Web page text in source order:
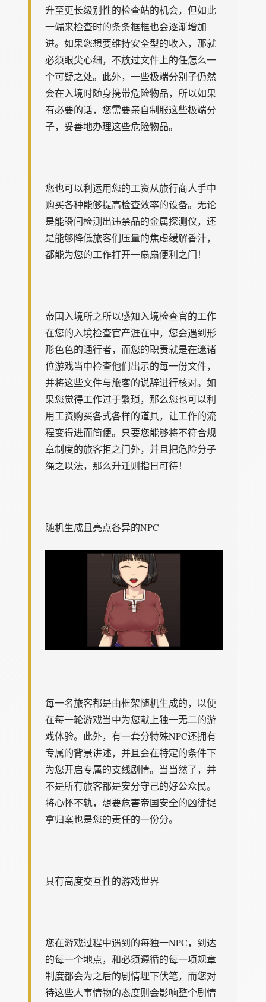
升至更长级别性的检查站的机会，但如此
一端来检查时的条条框框也会逐渐增加
进。如果您想要维持安全型的收入，那就
必须眼尖心细，不放过文件上的任怎么一
个可疑之处。此外，一些极端分别子仍然
会在入境时随身携带危险物品，所以如果
有必要的话，您需要亲自制服这些极端分
子，妥善地办理这些危险物品。
您也可以利运用您的工资从旅行商人手中
购买各种能够提高检查效率的设备。无论
是能瞬间检测出违禁品的金属探测仪，还
是能够降低旅客们压量的焦虑缓解香汁，
都能为您的工作打开一扇扇便利之门！
帝国入境所之所以感知入境检查官的工作
在您的入境检查官产涯在中，您会遇到形
形色色的通行者，而您的职责就是在迷诸
位游戏当中检查他们出示的每一份文件，
并将这些文件与旅客的说辞进行核对。如
果您觉得工作过于繁琐，那么您也可以利
用工资购买各式各样的道具，让工作的流
程变得进而简便。只要您能够将不符合规
章制度的旅客拒之门外，并且把危险分子
绳之以法，那么升迁则指日可待！
随机生成且亮点各异的NPC
每一名旅客都是由框架随机生成的，以便
在每一轮游戏当中为您献上独一无二的游
戏体验。此外，有一套分特殊NPC还拥有
专属的背景讲述，并且会在特定的条件下
为您开启专属的支线剧情。当当然了，并
不是所有旅客都是安分守己的好公众民。
将心怀不轨，想要危害帝国安全的凶徒捉
拿归案也是您的责任的一份分。
具有高度交互性的游戏世界
您在游戏过程中遇到的每独一NPC，到达
的每一个地点，和必须遵循的每一项规章
制度都会为之后的剧情埋下伏笔，而您对
待这些人事情物的态度则会影响整个剧情